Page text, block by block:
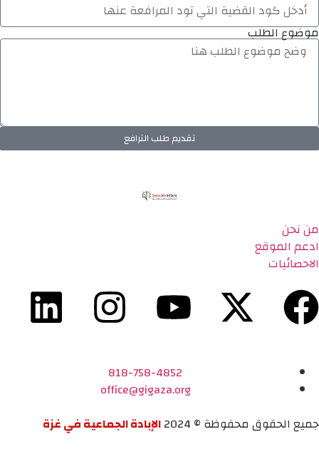
موضوع الطلب
تقديم طلب الترافع
من نحن
ادعم الموقع
الاحصائيات
818-758-4852
office@gigaza.org
جميع الحقوق محفوظة © 2024
الإبادة الجماعية في غزة